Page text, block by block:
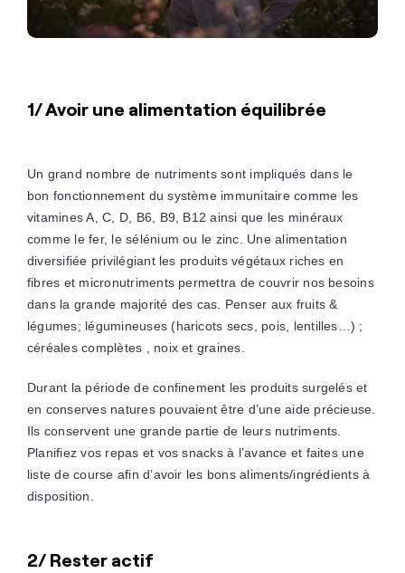
1/ Avoir une alimentation équilibrée
Un grand nombre de nutriments sont impliqués dans le
bon fonctionnement du système immunitaire comme les
vitamines A, C, D, B6, B9, B12 ainsi que les minéraux
comme le fer, le sélénium ou le zinc. Une alimentation
diversifiée privilégiant les produits végétaux riches en
fibres et micronutriments permettra de couvrir nos besoins
dans la grande majorité des cas. Penser aux fruits &
légumes; légumineuses (haricots secs, pois, lentilles…) ;
céréales complètes , noix et graines.
Durant la période de confinement les produits surgelés et
en conserves natures pouvaient être d’une aide précieuse.
Ils conservent une grande partie de leurs nutriments.
Planifiez vos repas et vos snacks à l’avance et faites une
liste de course afin d’avoir les bons aliments/ingrédients à
disposition.
2/ Rester actif